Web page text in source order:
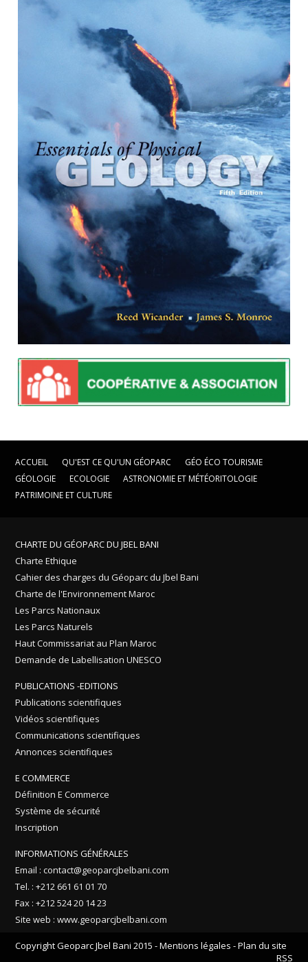
ACCUEIL QU'EST CE QU'UN GÉOPARC
GÉO ÉCO TOURISME
GÉOLOGIE
ECOLOGIE
ASTRONOMIE ET MÉTÉORITOLOGIE
PATRIMOINE ET CULTURE
CHARTE DU GÉOPARC DU JBEL BANI
Charte Ethique
Cahier des charges du Géoparc du Jbel Bani
Charte de l'Environnement Maroc
Les Parcs Nationaux
Les Parcs Naturels
Haut Commissariat au Plan Maroc
Demande de Labellisation UNESCO
PUBLICATIONS -EDITIONS
Publications scientifiques
Vidéos scientifiques
Communications scientifiques
Annonces scientifiques
E COMMERCE
Définition E Commerce
Système de sécurité
Inscription
INFORMATIONS GÉNÉRALES
Email : contact@geoparcjbelbani.com
Tel. : +212 661 61 01 70
Fax : +212 524 20 14 23
Site web : www.geoparcjbelbani.com
Copyright Geoparc Jbel Bani 2015 -Mentions légales -Plan du site
RSS